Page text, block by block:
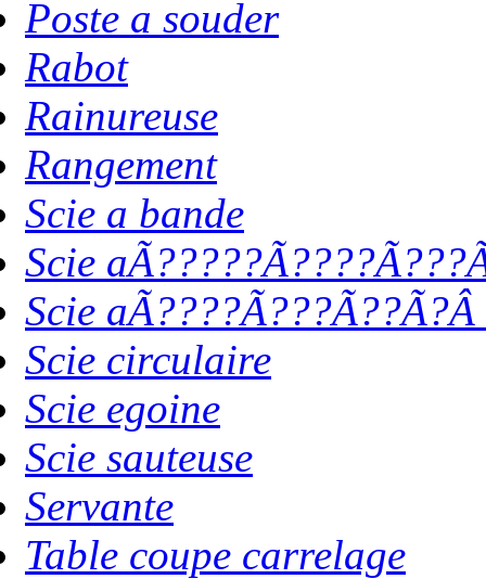
Poste a souder
Rabot
Rainureuse
Rangement
Scie a bande
Scie
Scie
Scie circulaire
Scie egoine
Scie sauteuse
Servante
Table coupe carrelage